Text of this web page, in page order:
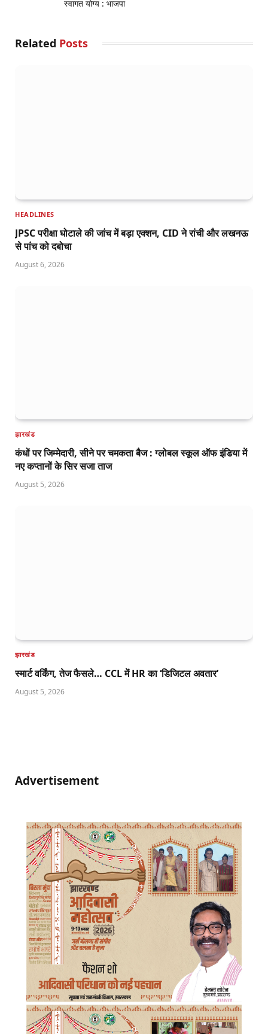
स्वागत योग्य : भाजपा
Related Posts
HEADLINES
JPSC परीक्षा घोटाले की जांच में बड़ा एक्शन, CID ने रांची और लखनऊ
से पांच को दबोचा
August 6, 2026
झारखंड
कंधों पर जिम्मेदारी, सीने पर चमकता बैज : ग्लोबल स्कूल ऑफ इंडिया में
नए कप्तानों के सिर सजा ताज
August 5, 2026
झारखंड
स्मार्ट वर्किंग, तेज फैसले… CCL में HR का ‘डिजिटल अवतार’
August 5, 2026
Advertisement